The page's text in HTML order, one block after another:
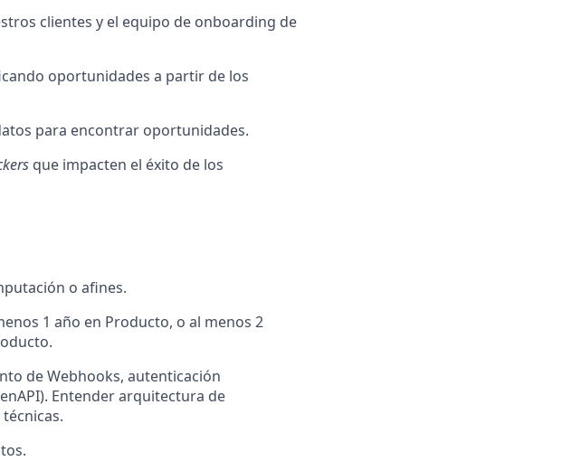
clientes y el equipo de onboarding de
oportunidades a partir de los
para encontrar oportunidades.
que impacten el éxito de los
o afines.
1 año en Producto, o al menos 2
de Webhooks, autenticación
Entender arquitectura de